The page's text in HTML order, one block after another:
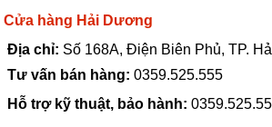
Cửa hàng Hải Dương
Địa chỉ: Số 168A, Điện Biên Phủ, TP.
Tư vấn bán hàng: 0359.525.555
Hỗ trợ kỹ thuật, bảo hành: